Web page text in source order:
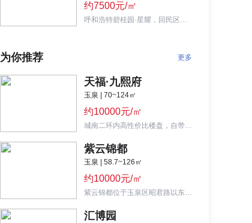
约7500元/㎡
呼和浩特碧桂园·星耀，回民区二环里32万平的刚需盘。
为你推荐 更多
天福·九熙府
玉泉 | 70~124㎡
约10000元/㎡
城南二环内高性价比楼盘，自带幼儿园，毗邻中央民大附中分校。
紫云锦都
玉泉 | 58.7~126㎡
约10000元/㎡
紫云锦都位于玉泉区昭君路以东、18米规划路以北,城南核心 实力钜献高品质住宅
汇博园